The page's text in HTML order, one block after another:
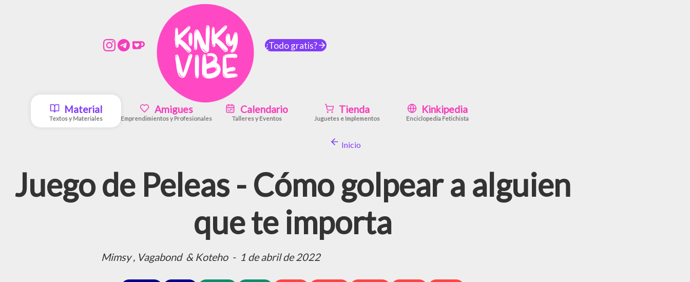
¿Todo gratis?
Material
Textos y Materiales
Amigues
Emprendimientos y Profesionales
Calendario
Talleres y Eventos
Tienda
Juguetes e Implementos
Kinkipedia
Enciclopedia Fetichista
Inicio
Juego de Peleas - Cómo golpear a alguien
que te importa
Mimsy, Vagabond& Koteho- 1 de abril de 2022